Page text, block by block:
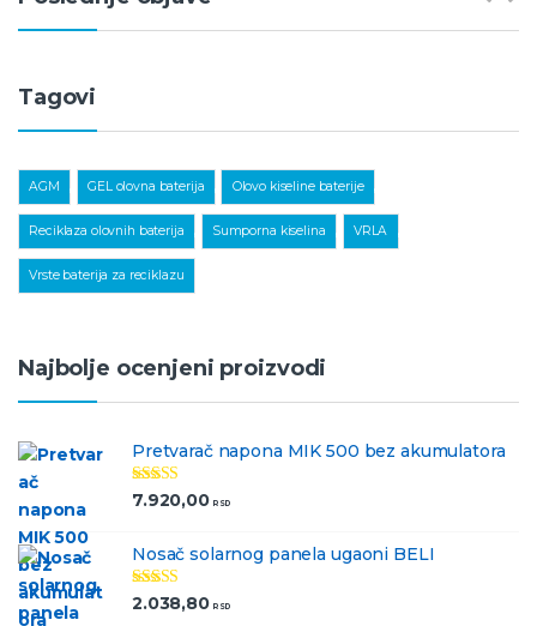
Tagovi
AGM , GEL olovna baterija , Olovo kiseline baterije ,
Reciklaza olovnih baterija , Sumporna kiselina , VRLA ,
Vrste baterija za reciklazu
Najbolje ocenjeni proizvodi
Pretvarač napona MIK 500 bez akumulatora
Ocenjeno
7.920,00RSD
Nosač solarnog panela ugaoni BELI
Ocenjeno
2.038,80RSD